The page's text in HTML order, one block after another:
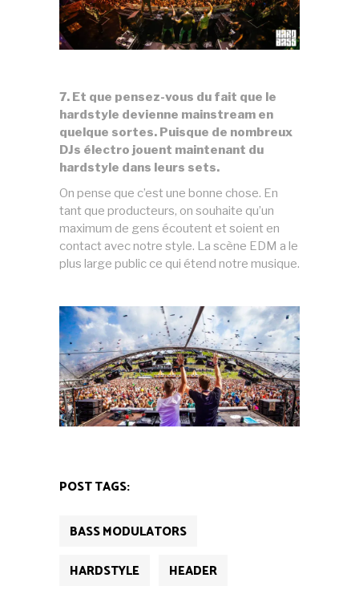
7. Et que pensez-vous du fait que le
hardstyle devienne mainstream en
quelque sortes. Puisque de nombreux
DJs électro jouent maintenant du
hardstyle dans leurs sets.
On pense que c’est une bonne chose. En
tant que producteurs, on souhaite qu’un
maximum de gens écoutent et soient en
contact avec notre style. La scène EDM a le
plus large public ce qui étend notre musique.
POST TAGS:
BASS MODULATORS
HARDSTYLE
HEADER